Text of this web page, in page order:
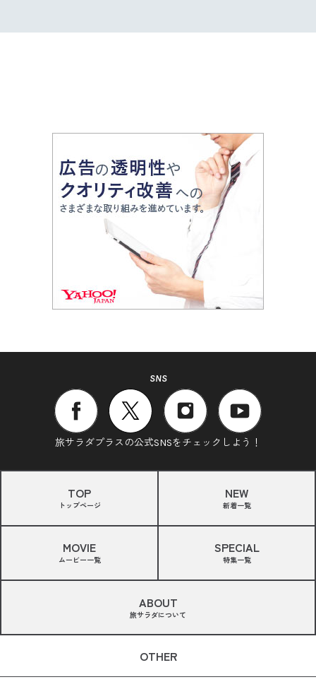
SNS
旅サラダプラスの公式SNSをチェックしよう！
TOP
トップページ
NEW
新着一覧
MOVIE
ムービー一覧
SPECIAL
特集一覧
ABOUT
旅サラダについて
OTHER